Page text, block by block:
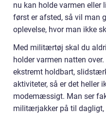
nu kan holde varmen eller
først er afsted, så vil man
oplevelse, hvor man ikke
Med militærtøj skal du
holder varmen natten
ekstremt holdbart,
aktiviteter, så er det heller
modemæssigt. Man ser
militærjakker på til dagligt,